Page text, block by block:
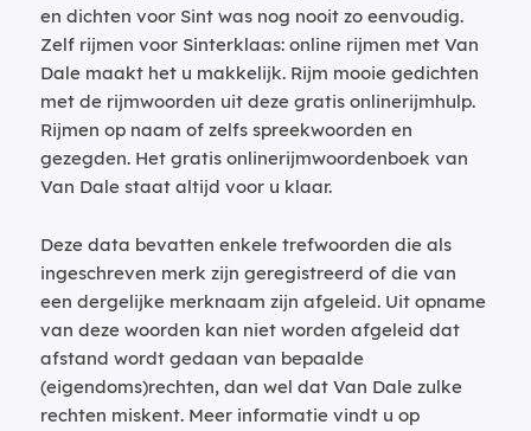
en dichten voor Sint was nog nooit zo eenvoudig.
Zelf rijmen voor Sinterklaas: online rijmen met Van
Dale maakt het u makkelijk. Rijm mooie gedichten
met de rijmwoorden uit deze gratis onlinerijmhulp.
Rijmen op naam of zelfs spreekwoorden en
gezegden. Het gratis onlinerijmwoordenboek van
Van Dale staat altijd voor u klaar.
Deze data bevatten enkele trefwoorden die als
ingeschreven merk zijn geregistreerd of die van
een dergelijke merknaam zijn afgeleid. Uit opname
van deze woorden kan niet worden afgeleid dat
afstand wordt gedaan van bepaalde
(eigendoms)rechten, dan wel dat Van Dale zulke
rechten miskent. Meer informatie vindt u op